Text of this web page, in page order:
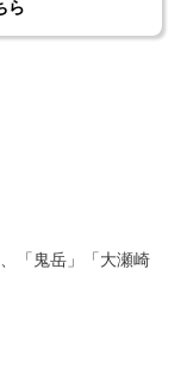
ら
「鬼岳」「大瀬崎